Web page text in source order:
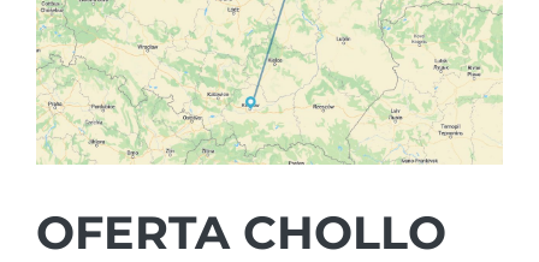
OFERTA CHOLLO